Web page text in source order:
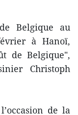
Belgique au
à Hanoï,
de Belgique",
Christoph
de la